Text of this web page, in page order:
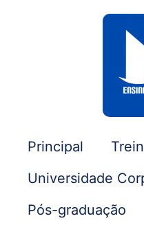
Principal
Universidade
Pós-graduação